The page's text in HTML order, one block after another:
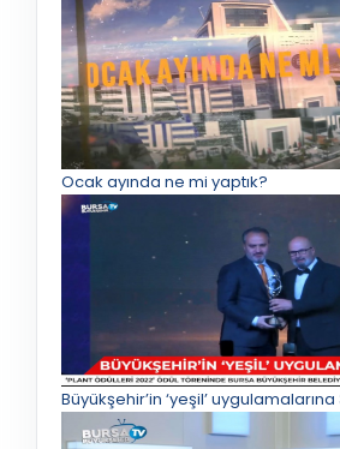
Ocak ayında ne mi yaptık?
Büyükşehir’in ‘yeşil’